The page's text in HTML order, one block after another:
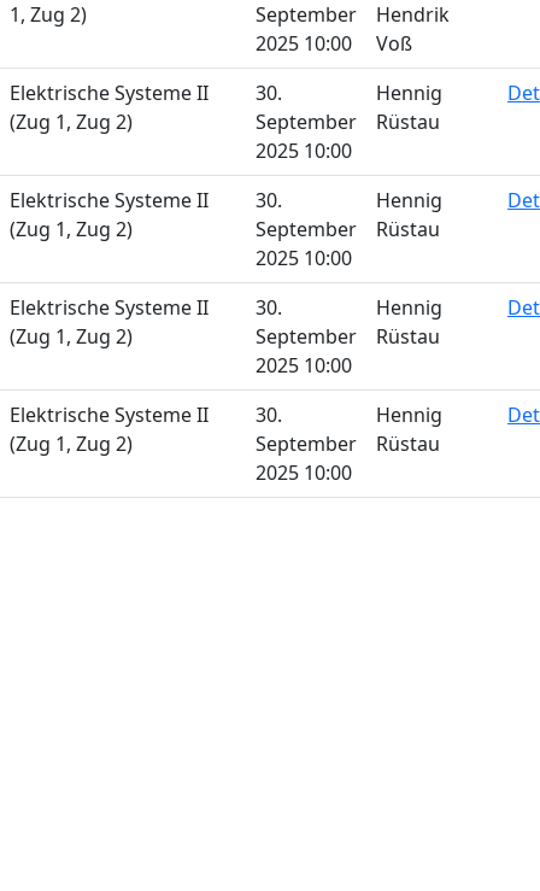
1, Zug 2)
September
2025 10:00
Hendrik
Voß
Elektrische Systeme II
(Zug 1, Zug 2)
30.
September
2025 10:00
Hennig
Rüstau
Elektrische Systeme II
(Zug 1, Zug 2)
30.
September
2025 10:00
Hennig
Rüstau
Elektrische Systeme II
(Zug 1, Zug 2)
30.
September
2025 10:00
Hennig
Rüstau
Elektrische Systeme II
(Zug 1, Zug 2)
30.
September
2025 10:00
Hennig
Rüstau